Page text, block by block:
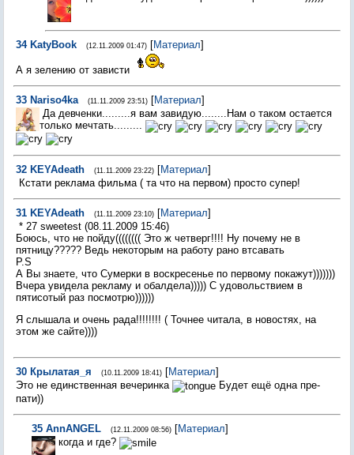
34 KatyBook (12.11.2009 01:47) [Материал]
А я зелению от зависти
33 Nariso4ka (11.11.2009 23:51) [Материал]
Да девченки.........я вам завидую........Нам о таком остается
только мечтать.........
32 KEYAdeath (11.11.2009 23:22) [Материал]
Кстати реклама фильма ( та что на первом) просто супер!
31 KEYAdeath (11.11.2009 23:10) [Материал]
* 27 sweetest (08.11.2009 15:46)
Боюсь, что не пойду(((((((( Это ж четверг!!!! Ну почему не в
пятницу????? Ведь некоторым на работу рано втсавать
P.S
А Вы знаете, что Сумерки в воскресенье по первому покажут)))))))
Вчера увидела рекламу и обалдела))))) С удовольствием в
пятисотый раз посмотрю))))))
Я слышала и очень рада!!!!!!!! ( Точнее читала, в новостях, на
этом же сайте))))
30 Крылатая_я (10.11.2009 18:41) [Материал]
Это не единственная вечеринка
Будет ещё одна пре-
пати))
35 AnnANGEL (12.11.2009 08:56) [Материал]
когда и где?